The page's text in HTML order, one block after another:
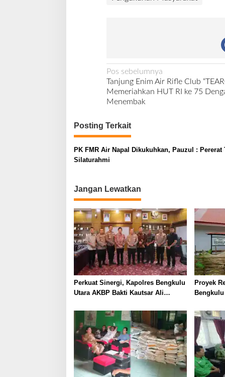
N
a
v
g
a
s
p
o
s
Pos sebelumnya
Tanjung Enim Air Rifle Club
Memeriahkan HUT RI ke 75
Menembak
Posting Terkait
PK FMR Air Napal Dikukuhkan, Pauzul : Pererat
Silaturahmi
Jangan Lewatkan
Perkuat Sinergi, Kapolres Bengkulu
Utara AKBP Bakti Kautsar Ali
Bertugas
Proyek